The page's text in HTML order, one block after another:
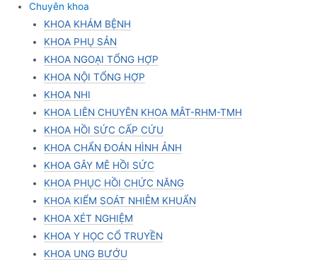
Chuyên khoa
KHOA KHÁM BỆNH
KHOA PHỤ SẢN
KHOA NGOẠI TỔNG HỢP
KHOA NỘI TỔNG HỢP
KHOA NHI
KHOA LIÊN CHUYÊN KHOA MẮT-RHM-TMH
KHOA HỒI SỨC CẤP CỨU
KHOA CHẨN ĐOÁN HÌNH ẢNH
KHOA GÂY MÊ HỒI SỨC
KHOA PHỤC HỒI CHỨC NĂNG
KHOA KIỂM SOÁT NHIỄM KHUẨN
KHOA XÉT NGHIỆM
KHOA Y HỌC CỔ TRUYỀN
KHOA UNG BƯỚU